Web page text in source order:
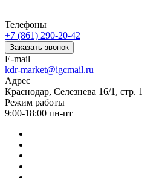
Телефоны
+7 (861) 290-20-42
Заказать звонок
E-mail
kdr-market@igcmail.ru
Адрес
Краснодар, Селезнева 16/1, стр. 1
Режим работы
9:00-18:00 пн-пт